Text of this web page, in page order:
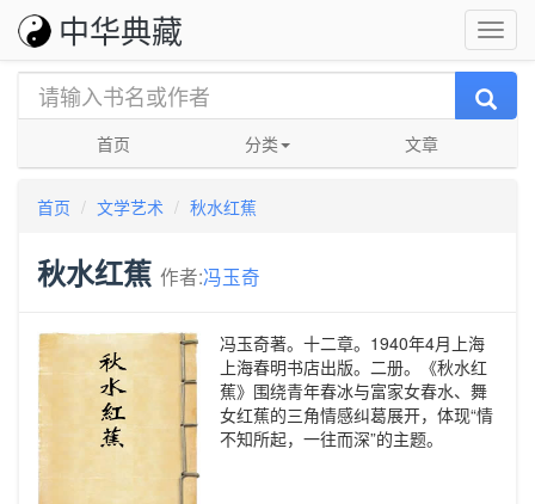
中华典藏
首页 分类 文章
首页 文学艺术 秋水红蕉
秋水红蕉 作者:冯玉奇
冯玉奇著。十二章。1940年4月上海
上海春明书店出版。二册。《秋水红
蕉》围绕青年春冰与富家女春水、舞
女红蕉的三角情感纠葛展开，体现“情
不知所起，一往而深”的主题。